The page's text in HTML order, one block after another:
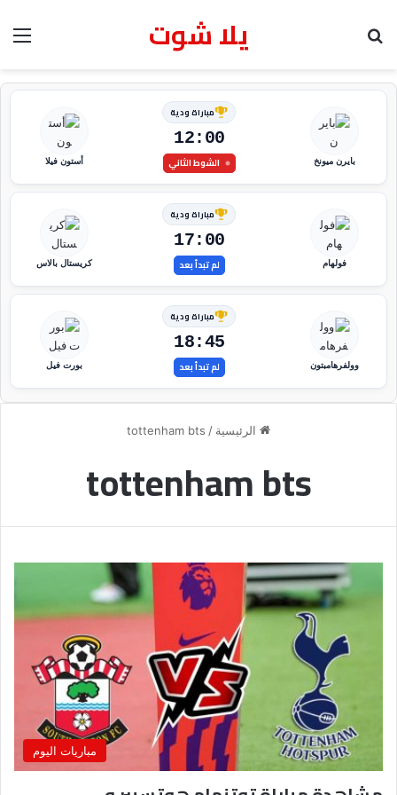
يلا شوت
بايرن ميونخ
مباراة ودية
12:00
الشوط الثاني أستون فيلا
فولهام
مباراة ودية
17:00
لم تبدأ بعد كريستال بالاس
وولفرهامبتون
مباراة ودية
18:45
لم تبدأ بعد بورت فيل
الرئيسية /
tottenham bts
tottenham bts
مباريات اليوم